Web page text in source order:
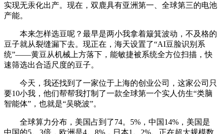
实现无汞化出产。现在，双鹿具有亚洲第一、全球第三的电池
产能。
本来怎样选豆呢？最早是两小我拿着簸箕波动，不及格的
豆子就从裂缝漏下去。现正在，海天设置了“AI豆脸识别系
统”——黄豆从机械上方落下，能敏捷被系统全方位扫描，快
速筛选出合适尺度的豆子。
今天，我还找到了一家位于上海的创业公司，这家公司只
要10小我，他们帮帮我打制了一款全球第一个实人仿生“类脑
智能体”，也就是“吴晓波”。
全球算力分布，美国占到了74。5%，中国14%，美国是
中国的5。3倍，欧洲是4。8%，日本1。2%。正在超大规模数